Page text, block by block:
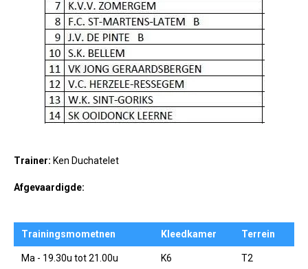
Trainer: Ken Duchatelet
Afgevaardigde:
Trainingsmometnen Kleedkamer Terrein
Ma - 19.30u tot 21.00u K6 T2